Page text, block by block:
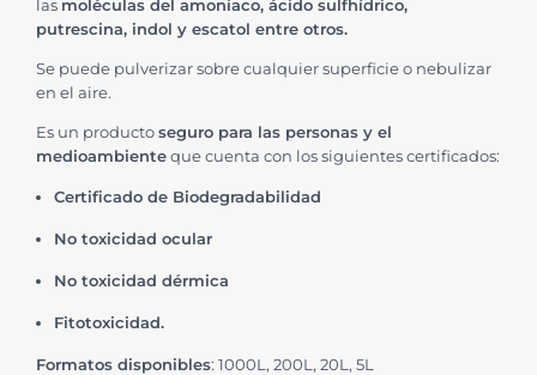
las moléculas del amoniaco, ácido sulfhídrico,
putrescina, indol y escatol entre otros.
Se puede pulverizar sobre cualquier superficie o nebulizar
en el aire.
Es un producto seguro para las personas y el
medioambiente que cuenta con los siguientes certificados:
Certificado de Biodegradabilidad
No toxicidad ocular
No toxicidad dérmica
Fitotoxicidad.
Formatos disponibles: 1000L, 200L, 20L, 5L